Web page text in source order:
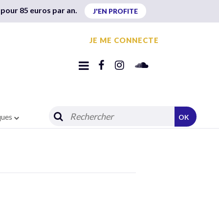
85 euros par an. J'EN PROFITE
JE ME CONNECTE
OK